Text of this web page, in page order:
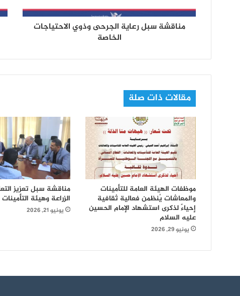
و
ن
مناقشة سبل رعاية الجرحى وذوي الاحتياجات
الخاصة
مقالات ذات صلة
موظفات الهيئة العامة للتأمينات
والمعاشات يُنظمن فعالية ثقافية
إحياءً لذكرى استشهاد الإمام الحسين
عليه السلام
يونيو 29, 2026
مناقشة سبل تعزيز
الزراعة وهيئة
يونيو 21, 2026